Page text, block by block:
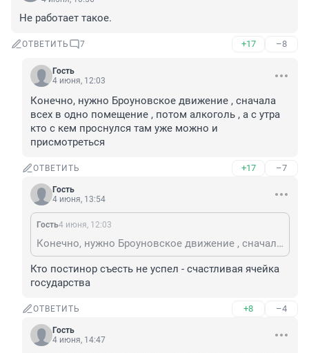
Не работает такое.
ОТВЕТИТЬ 7 +17 –8
Гость
4 июня, 12:03
Конечно, нужно Броуновское движение , сначала
всех в одно помещение , потом алкоголь , а с утра
кто с кем проснулся там уже можно и
присмотреться
ОТВЕТИТЬ +17 –7
Гость
4 июня, 13:54
Гость4 июня, 12:03
Конечно, нужно Броуновское движение , сначала всех в одно помещение , потом алкоголь , а с утра кто с кем проснулся там уже можно и присмотреться
Кто постинор съесть не успел - счастливая ячейка
государства
ОТВЕТИТЬ +8 –4
Гость
4 июня, 14:47